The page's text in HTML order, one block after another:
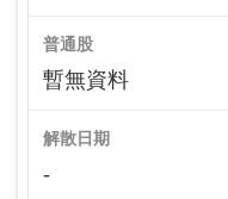
普通股
暫無資料
解散日期
-